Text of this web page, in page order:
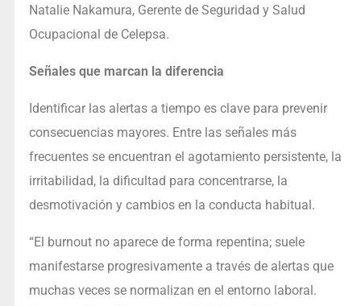
Natalie Nakamura, Gerente de Seguridad y Salud
Ocupacional de Celepsa.
Señales que marcan la diferencia
Identificar las alertas a tiempo es clave para prevenir
consecuencias mayores. Entre las señales más
frecuentes se encuentran el agotamiento persistente, la
irritabilidad, la dificultad para concentrarse, la
desmotivación y cambios en la conducta habitual.
“El burnout no aparece de forma repentina; suele
manifestarse progresivamente a través de alertas que
muchas veces se normalizan en el entorno laboral.